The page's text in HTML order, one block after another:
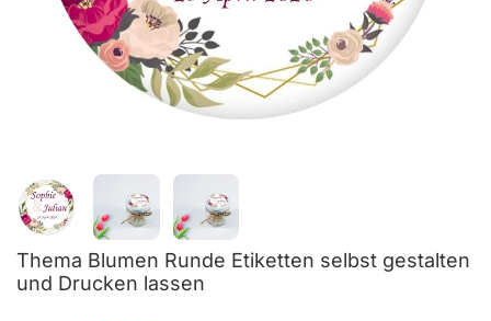
Thema Blumen Runde Etiketten selbst gestalten
und Drucken lassen